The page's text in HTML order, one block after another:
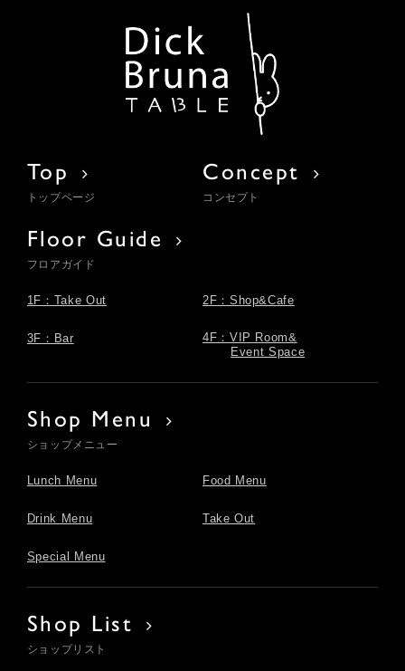
Top
トップページ
Concept
コンセプト
Floor Guide
フロアガイド
1F：Take Out 2F：Shop&Cafe
3F：Bar
4F：VIP Room&
Event Space
Shop Menu
ショップメニュー
Lunch Menu Food Menu
Drink Menu Take Out
Special Menu
Shop List
ショップリスト